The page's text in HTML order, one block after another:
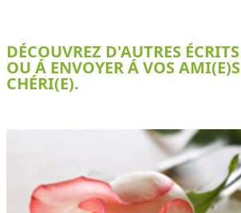
DÉCOUVREZ D'AUTRES
OU Á ENVOYER Á VOS
CHÉRI(E).